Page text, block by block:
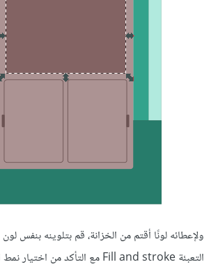
ولإعطائه لونًا أقتم من الخزانة، قم بتلوينه بنفس